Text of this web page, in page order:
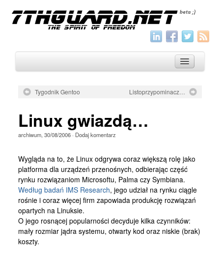
Archiwum
Wszystko
Aktualności
Artykuły
Krótkie
Jak pisać
Kontakt
Tygodnik Gentoo Listoprzypominacz…
Linux gwiazdą…
archiwum, 30/08/2006· Dodaj komentarz
Wygląda na to, że Linux odgrywa coraz większą rolę jako
platforma dla urządzeń przenośnych, odbierając część
rynku rozwiązaniom Microsoftu, Palma czy Symbiana.
Według badań IMS Research, jego udział na rynku ciągle
rośnie i coraz więcej firm zapowiada produkcję rozwiązań
opartych na Linuksie.
O jego rosnącej popularności decyduje kilka czynników:
mały rozmiar jądra systemu, otwarty kod oraz niskie (brak)
koszty.